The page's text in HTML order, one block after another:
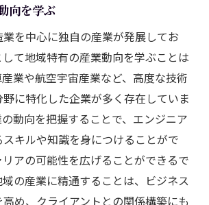
ント
を促すためのフィードバック活用
を通じたビジネススキルの向上
ル視点でのキャリア構築とその重
向を学ぶ
を中心に独自の産業が発展してお
て地域特有の産業動向を学ぶことは
業や航空宇宙産業など、高度な技術
に特化した企業が多く存在していま
動向を把握することで、エンジニア
キルや知識を身につけることがで
アの可能性を広げることができるで
の産業に精通することは、ビジネス
め、クライアントとの関係構築にも